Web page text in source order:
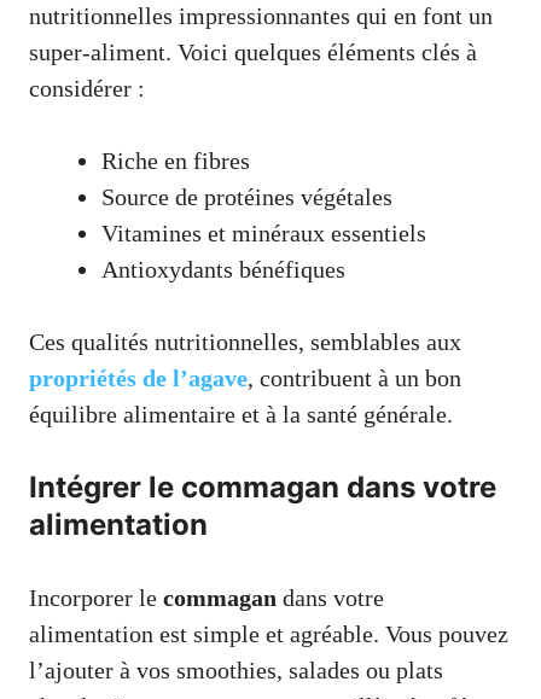
nutritionnelles impressionnantes qui en font un
super-aliment. Voici quelques éléments clés à
considérer :
Riche en fibres
Source de protéines végétales
Vitamines et minéraux essentiels
Antioxydants bénéfiques
Ces qualités nutritionnelles, semblables aux
propriétés de l’agave, contribuent à un bon
équilibre alimentaire et à la santé générale.
Intégrer le commagan dans votre
alimentation
Incorporer le commagan dans votre
alimentation est simple et agréable. Vous pouvez
l’ajouter à vos smoothies, salades ou plats